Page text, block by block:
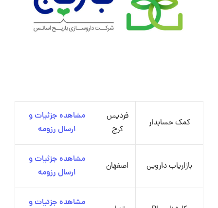
کمک حسابدار
فردیس
کرج
مشاهده جزئیات و
ارسال رزومه
بازاریاب دارویی اصفهان
مشاهده جزئیات و
ارسال رزومه
مشاهده جزئیات و